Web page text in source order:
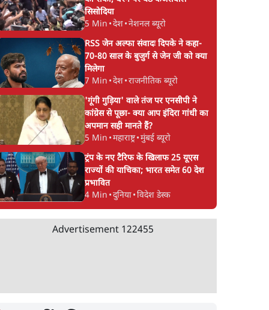
सिसोदिया
5 Min •देश•नेशनल ब्यूरो
RSS जेन अल्फा संवादः दिपके ने कहा-
70-80 साल के बुजुर्ग से जेन जी को क्या
मिलेगा
7 Min •देश•राजनीतिक ब्यूरो
'गूंगी गुड़िया' वाले तंज पर एनसीपी ने
कांग्रेस से पूछा- क्या आप इंदिरा गांधी का
अपमान सही मानते हैं?
5 Min •महाराष्ट्र•मुंबई ब्यूरो
ट्रंप के नए टैरिफ के खिलाफ 25 यूएस
राज्यों की याचिका; भारत समेत 60 देश
प्रभावित
4 Min •दुनिया•विदेश डेस्क
Advertisement 122455